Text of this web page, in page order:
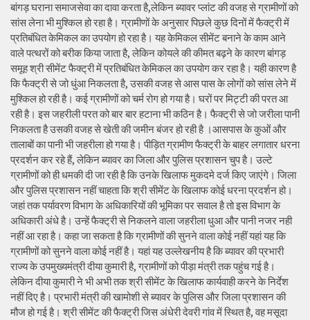
बांगड़ घराना समाजसेवा का दावा करता है,लेकिन ब्यावर प्लांट की वजह से ग्रामीणों को
सांस लेना भी मुश्किल हो रहा है। ग्रामीणों के अनुसार पिछले कुछ दिनों में फैक्ट्री में
प्रतिबंधित केमिकल का उपयोग हो रहा है। यह केमिकल सीमेंट बनाने के काम आने
वाले पत्थरों को बरीक किया जाता है, लेकिन कोयले की कीमत बढ़ने के कारण बांगड़
समूह श्री सीमेंट फैक्ट्री में प्रतिबंधित केमिकल का उपयोग कर रहा है। यही कारण है
कि फैक्ट्री से जो धुंआ निकलता है, उसकी वजह से आस पास के लोगों को सांस लेने में
मुश्किल हो रही है। कई ग्रामीणों को चर्म रोग हो गया है। घरों पर मिट्टी की परत आ
रही है। इस जहरीली परत को बार बार हटाना भी कठिन है। फैक्ट्री से जो जरीला पानी
निकलता है उसकी वजह से खेती की जमीन बंजर हो रही है ।आसपास के कुओं और
तालाबों का पानी भी जहरीला हो गया है। पीड़ित ग्रामीण फैक्ट्री के बाहर लगातार धरना
प्रदर्शन कर रहे हैं, लेकिन ब्यावर का जिला और पुलिस प्रशासन चुप है। उल्टे
ग्रामीणों को ही धमकी दी जा रही है कि उनके खिलाफ मुकदमे दर्ज किए जाएंगे। जिला
और पुलिस प्रशासन नहीं चाहता कि श्री सीमेंट के खिलाफ कोई धरना प्रदर्शन हो।
जहां तक पर्यावरण विभाग के अधिकारियों की भूमिका पर सवाल है तो इस विभाग के
अधिकारी अंधे है। उन्हें फैक्ट्री से निकलने वाला जहरीला धुआ और पानी नजर नही
नहीं आ रहा है। कहा जा सकता है कि ग्रामीणों की सुनने वाला कोई नहीं यहां यह कि
ग्रामीणों को सुनने वाला कोई नहीं है। यहां यह उल्लेखनीय है कि ब्यावर की प्रभारी
राज्य के उपमुख्यमंत्री दीया कुमारी है, ग्रामीणों को पीड़ा मंत्री तक पहुंच गई है।
लेकिन दीया कुमारी ने भी अभी तक श्री सीमेंट के खिलाफ कार्यवाही करने के निर्देश
नहीं दिए है। प्रभारी मंत्री की खामोशी से ब्यावर के पुलिस और जिला प्रशासन की
मौज हो गई है। श्री सीमेंट की फैक्ट्री जिस अंधेरी देवरी गांव में स्थित है, वह मसूदा